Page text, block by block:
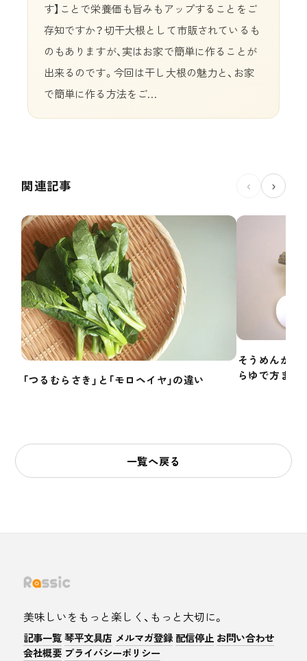
す】ことで栄養価も旨みもアップすることをご
存知ですか？切干大根として市販されているも
のもありますが、実はお家で簡単に作ることが
出来るのです。今回は干し大根の魅力と、お家
で簡単に作る方法をご…
関連記事 ‹ ›
「つるむらさき」と「モロヘイヤ」の違い
そうめんかぼ
らゆで方まで
一覧へ戻る
美味しいをもっと楽しく、もっと大切に。
記事一覧 琴平文具店 メルマガ登録 配信停止 お問い合わせ
会社概要 プライバシーポリシー